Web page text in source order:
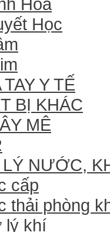
Học
Y TẾ
BỊ KHÁC
MÊ
NƯỚC,
cấp
thải phòng
lý khí